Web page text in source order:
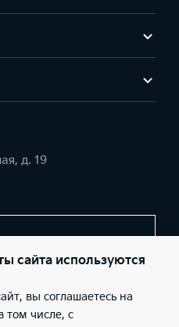
д. 19
звонок
моторс»
ул. Гаражная, д. 19; Телефон:
ОГРН: 1121101010832), ООО
сайта используются
вы соглашаетесь на
том числе, с